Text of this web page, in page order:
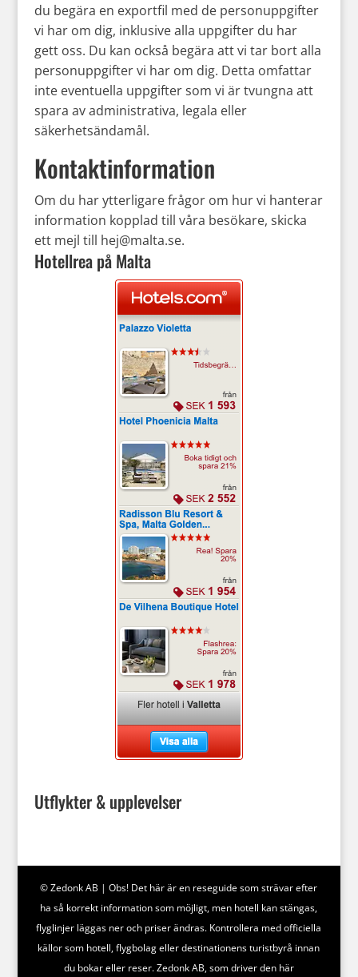
du begära en exportfil med de personuppgifter
vi har om dig, inklusive alla uppgifter du har
gett oss. Du kan också begära att vi tar bort alla
personuppgifter vi har om dig. Detta omfattar
inte eventuella uppgifter som vi är tvungna att
spara av administrativa, legala eller
säkerhetsändamål.
Kontaktinformation
Om du har ytterligare frågor om hur vi hanterar
information kopplad till våra besökare, skicka
ett mejl till hej@malta.se.
Hotellrea på Malta
Utflykter & upplevelser
© Zedonk AB | Obs! Det här är en reseguide som strävar efter
ha så korrekt information som möjligt, men hotell kan stängas,
flyglinjer läggas ner och priser ändras. Kontrollera med officiella
källor som hotell, flygbolag eller destinationens turistbyrå innan
du bokar eller reser. Zedonk AB, som driver den här